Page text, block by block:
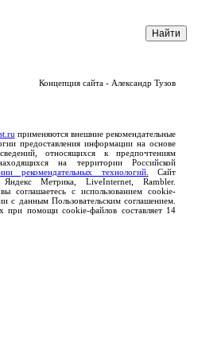
Концепция сайта - Александр Тузов
применяются внешние рекомендательные
предоставления информации на основе
относящихся к предпочтениям
на территории Российской
рекомендательных технологий.
Сайт
Яндекс Метрика, LiveInternet, Rambler.
соглашаетесь с использованием cookie-
с данным Пользовательским соглашением.
при помощи cookie-файлов составляет 14